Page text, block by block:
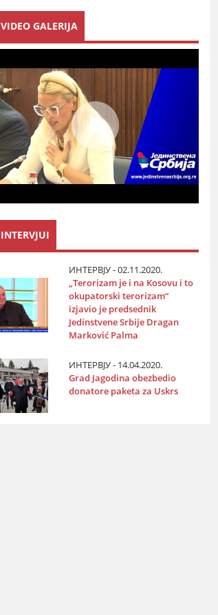
VIDEO GALERIJA
INTERVJUI
ИНТЕРВЈУ - 02.11.2020.
„Terorizam јe i na Kosovu i to
okupatorski terorizam“
izјavio јe predsednik
Јedinstvene Srbiјe Dragan
Marković Palma
ИНТЕРВЈУ - 14.04.2020.
Grad Јagodina obezbedio
donatore paketa za Uskrs